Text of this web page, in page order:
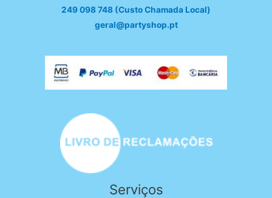
249 098 748 (Custo Chamada Local)
geral@partyshop.pt
Serviços